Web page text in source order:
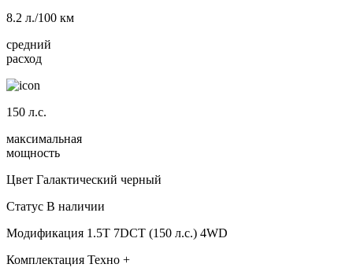
8.2 л./100 км
средний
расход
150 л.с.
максимальная
мощность
Цвет Галактический черный
Статус В наличии
Модификация 1.5T 7DCT (150 л.с.) 4WD
Комплектация Техно +